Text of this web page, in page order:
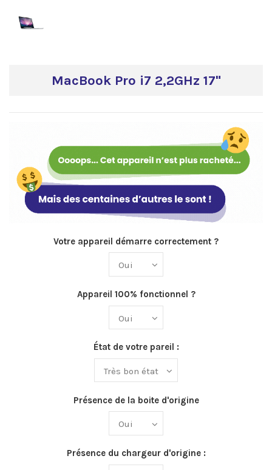
MacBook Pro i7 2,2GHz 17"
Votre appareil démarre correctement ?
Appareil 100% fonctionnel ?
État de votre pareil :
Présence de la boite d'origine
Présence du chargeur d'origine :